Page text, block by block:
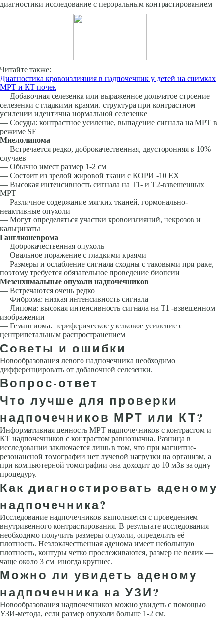
диагностики исследование с пероральным контрастированием
Читайте также:
Диагностика кровоизлияния в надпочечник у детей на снимках
МРТ и КТ почек
— Добавочная селезенка или выраженное дольчатое строение
селезенки с гладкими краями, структура при контрастном
усилении идентична нормальной селезенке
— Сосуды: контрастное усиление, выпадение сигнала на МРТ в
режиме SE
Миелолипома
— Встречается редко, доброкачественная, двусторонняя в 10%
случаев
— Обычно имеет размер 1-2 см
— Состоит из зрелой жировой ткани с КОРИ -10 ЕХ
— Высокая интенсивность сигнала на Т1- и Т2-взвешенных
МРТ
— Различное содержание мягких тканей, гормонально-
неактивные опухоли
— Могут определяться участки кровоизлияний, некрозов и
кальцинаты
Ганглионеврома
— Доброкачественная опухоль
— Овальное поражение с гладкими краями
— Размеры и ослабление сигнала сходны с таковыми при раке,
поэтому требуется обязательное проведение биопсии
Мезенхимальные опухоли надпочечников
— Встречаются очень редко
— Фиброма: низкая интенсивность сигнала
— Липома: высокая интенсивность сигнала на Т1 -взвешенном
изображении
— Гемангиома: периферическое узелковое усиление с
центрипетальным распространением
Советы и ошибки
Новообразования левого надпочечника необходимо
дифференцировать от добавочной селезенки.
Вопрос-ответ
Что лучше для проверки
надпочечников МРТ или КТ?
Информативная ценность МРТ надпочечников с контрастом и
КТ надпочечников с контрастом равнозначна. Разница в
исследовании заключается лишь в том, что при магнитно-
резонансной томографии нет лучевой нагрузки на организм, а
при компьютерной томографии она доходит до 10 мЗв за одну
процедуру.
Как диагностировать аденому
надпочечника?
Исследование надпочечников выполняется с проведением
внутривенного контрастирования. В результате исследования
необходимо получить размеры опухоли, определить её
плотность. Незлокачественная аденома имеет небольшую
плотность, контуры четко прослеживаются, размер не велик —
чаще около 3 см, иногда крупнее.
Можно ли увидеть аденому
надпочечника на УЗИ?
Новообразования надпочечников можно увидеть с помощью
УЗИ-метода, если размер опухоли больше 1-2 см.